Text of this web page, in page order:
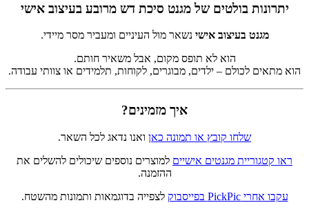
יתרונות בולטים של מגנט סיכת דש מרובע בעיצוב אישי
מגנט בעיצוב אישי נשאר מול העיניים ומעביר מסר מיידי.
הוא לא תופס מקום, אבל משאיר חותם.
הוא מתאים לכולם – ילדים, מבוגרים, לקוחות, תלמידים או צוותי עבודה.
איך מזמינים?
שלחו קובץ או תמונה כאן ואנו נדאג לכל השאר.
ראו קטגוריית מגנטים אישיים למוצרים נוספים שיכולים להשלים את
ההזמנה.
עקבו אחרי PickPic בפייסבוק
לצפייה בדוגמאות ותמונות מהשטח.